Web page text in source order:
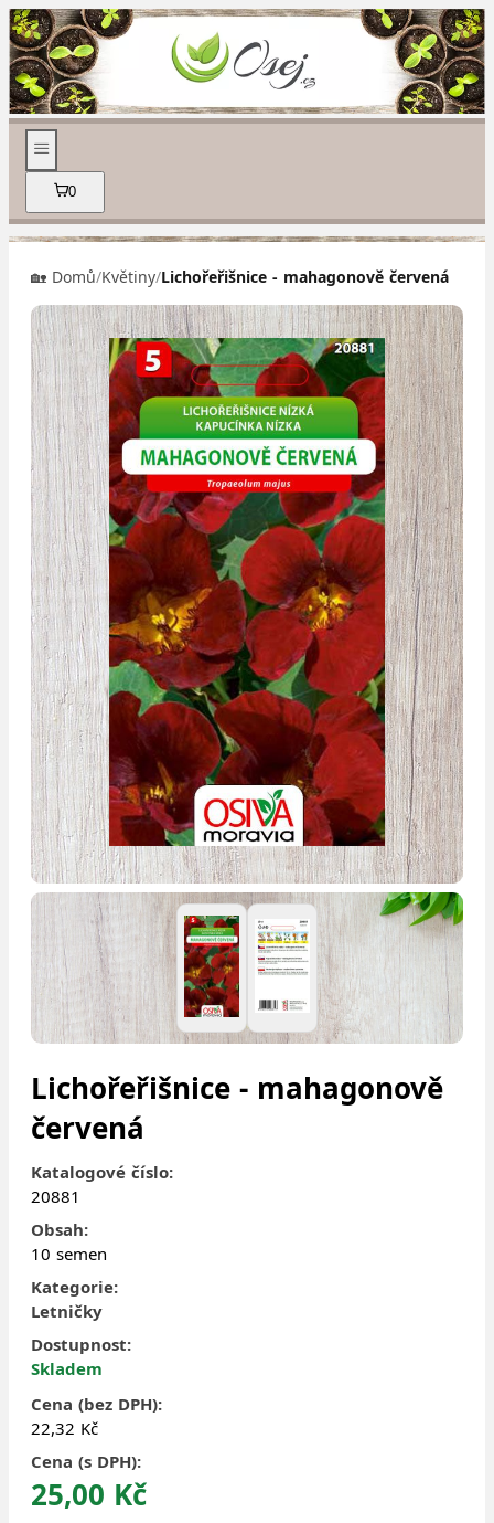
0
🏡 Domů/Květiny/Lichořeřišnice - mahagonově červená
Lichořeřišnice - mahagonově
červená
Katalogové číslo:
20881
Obsah:
10 semen
Kategorie:
Letničky
Dostupnost:
Skladem
Cena (bez DPH):
22,32 Kč
Cena (s DPH):
25,00 Kč